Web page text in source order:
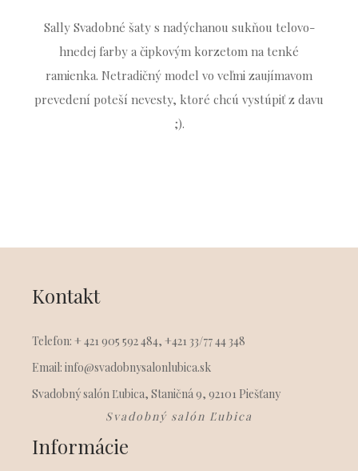
Sally Svadobné šaty s nadýchanou sukňou telovo-
hnedej farby a čipkovým korzetom na tenké
ramienka. Netradičný model vo veľmi zaujímavom
prevedení poteší nevesty, ktoré chcú vystúpiť z davu
;).
Kontakt
Telefon: + 421 905 592 484, +421 33/77 44 348
Email: info@svadobnysalonlubica.sk
Svadobný salón Ľubica, Staničná 9, 92101 Piešťany
Svadobný salón Ľubica
Informácie